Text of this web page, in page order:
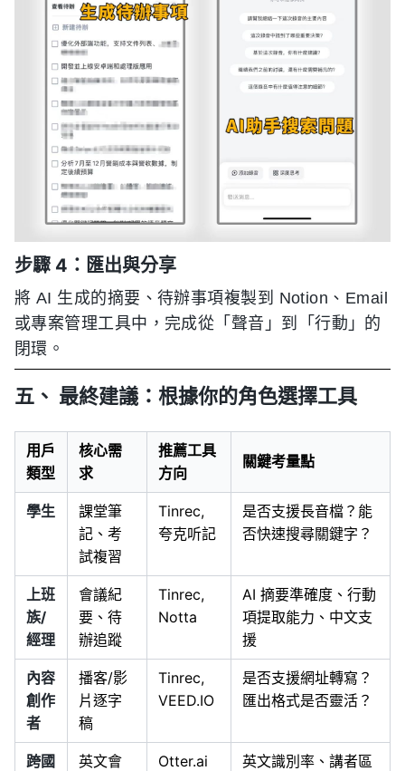
步驟 4：匯出與分享
將 AI 生成的摘要、待辦事項複製到 Notion、Email
或專案管理工具中，完成從「聲音」到「行動」的
閉環。
五、 最終建議：根據你的角色選擇工具
用戶
類型
核心需
求
推薦工具
方向
關鍵考量點
學生
課堂筆
記、考
試複習
Tinrec,
夸克听記
是否支援長音檔？能
否快速搜尋關鍵字？
上班
族/
經理
會議紀
要、待
辦追蹤
Tinrec,
Notta
AI 摘要準確度、行動
項提取能力、中文支
援
內容
創作
者
播客/影
片逐字
稿
Tinrec,
VEED.IO
是否支援網址轉寫？
匯出格式是否靈活？
跨國
英文會
Otter.ai
英文識別率、講者區